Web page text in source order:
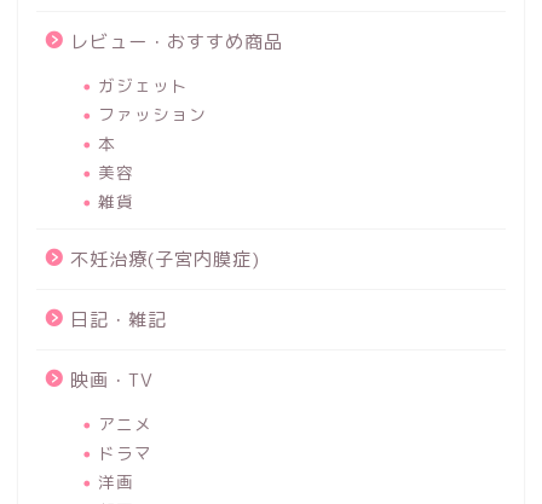
レビュー・おすすめ商品
ガジェット
ファッション
本
美容
雑貨
不妊治療(子宮内膜症)
日記・雑記
映画・TV
アニメ
ドラマ
洋画